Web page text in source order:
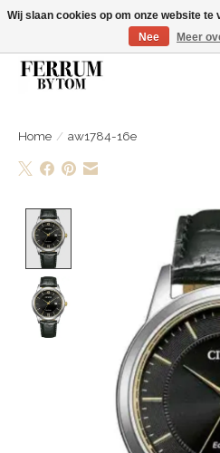
Wij zijn gelsoten van 14 tm 18 februari
Home / aw1784-16e
Product image
Wij slaan cookies op om onze website
Nee
Meer